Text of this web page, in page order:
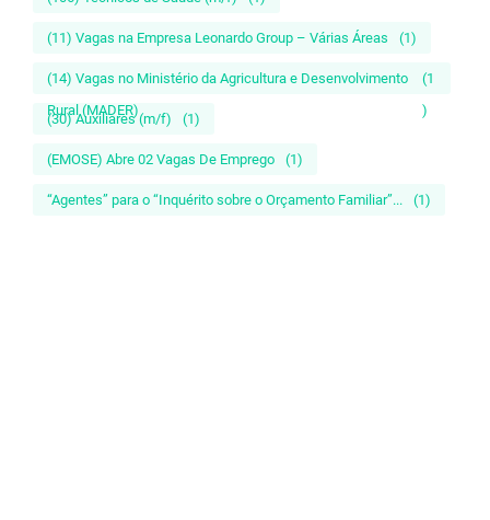
(11) Vagas na Empresa Leonardo Group – Várias Áreas (1)
(14) Vagas no Ministério da Agricultura e Desenvolvimento
Rural (MADER)
(1
)
(30) Auxiliares (m/f) (1)
(EMOSE) Abre 02 Vagas De Emprego (1)
“Agentes” para o “Inquérito sobre o Orçamento Familiar”... (1)